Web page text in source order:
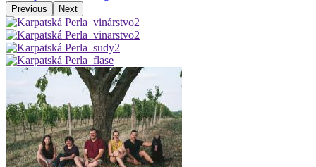
Previous Next